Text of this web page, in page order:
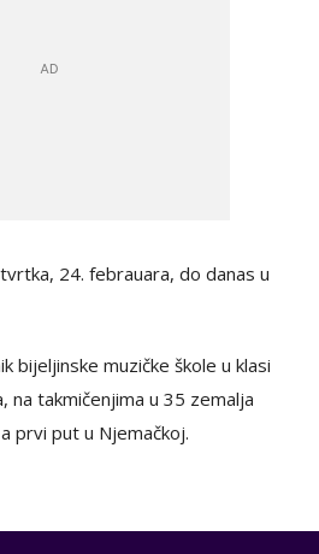
24. febrauara, do danas u
bijeljinske muzičke škole u klasi
na takmičenjima u 35 zemalja
prvi put u Njemačkoj.